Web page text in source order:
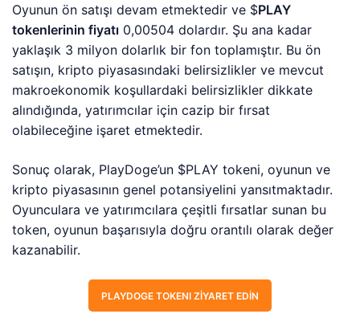
Oyunun ön satışı devam etmektedir ve $PLAY
tokenlerinin fiyatı 0,00504 dolardır. Şu ana kadar
yaklaşık 3 milyon dolarlık bir fon toplamıştır. Bu ön
satışın, kripto piyasasındaki belirsizlikler ve mevcut
makroekonomik koşullardaki belirsizlikler dikkate
alındığında, yatırımcılar için cazip bir fırsat
olabileceğine işaret etmektedir.
Sonuç olarak, PlayDoge’un $PLAY tokeni, oyunun ve
kripto piyasasının genel potansiyelini yansıtmaktadır.
Oyunculara ve yatırımcılara çeşitli fırsatlar sunan bu
token, oyunun başarısıyla doğru orantılı olarak değer
kazanabilir.
PLAYDOGE TOKENI ZIYARET EDIN